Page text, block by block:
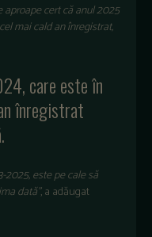
aproapecertcăanul2025
celmaicaldanînregistrat,
care este în
înregistrat
este pe cale să
dată”, a adăugat